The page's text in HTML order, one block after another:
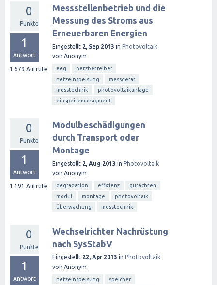
0
Punkte
1
Antwort
1.679 Aufrufe
Messstellenbetrieb und die
Messung des Stroms aus
Erneuerbaren Energien
Eingestellt 2, Sep 2013 in Photovoltaik
von Anonym
eeg
netzbetreiber
netzeinspeisung
messgerät
messtechnik
photovoltaikanlage
einspeisemanagment
0
Punkte
1
Antwort
1.191 Aufrufe
Modulbeschädigungen
durch Transport oder
Montage
Eingestellt 2, Aug 2013 in Photovoltaik
von Anonym
degradation effizienz
gutachten
modul
montage
photovoltaik
überwachung
messtechnik
0
Punkte
1
Antwort
Wechselrichter Nachrüstung
nach SysStabV
Eingestellt 22, Apr 2013 in Photovoltaik
von Anonym
netzeinspeisung
speicher